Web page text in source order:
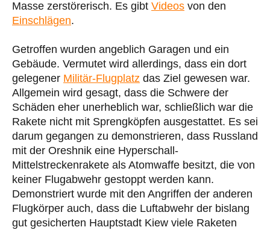
Masse zerstörerisch. Es gibt Videos von den
Einschlägen.
Getroffen wurden angeblich Garagen und ein
Gebäude. Vermutet wird allerdings, dass ein dort
gelegener Militär-Flugplatz das Ziel gewesen war.
Allgemein wird gesagt, dass die Schwere der
Schäden eher unerheblich war, schließlich war die
Rakete nicht mit Sprengköpfen ausgestattet. Es sei
darum gegangen zu demonstrieren, dass Russland
mit der Oreshnik eine Hyperschall-
Mittelstreckenrakete als Atomwaffe besitzt, die von
keiner Flugabwehr gestoppt werden kann.
Demonstriert wurde mit den Angriffen der anderen
Flugkörper auch, dass die Luftabwehr der bislang
gut gesicherten Hauptstadt Kiew viele Raketen